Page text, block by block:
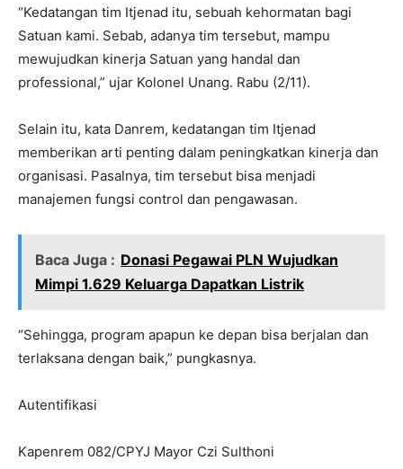
“Kedatangan tim Itjenad itu, sebuah kehormatan bagi
Satuan kami. Sebab, adanya tim tersebut, mampu
mewujudkan kinerja Satuan yang handal dan
professional,” ujar Kolonel Unang. Rabu (2/11).
Selain itu, kata Danrem, kedatangan tim Itjenad
memberikan arti penting dalam peningkatkan kinerja dan
organisasi. Pasalnya, tim tersebut bisa menjadi
manajemen fungsi control dan pengawasan.
Baca Juga : Donasi Pegawai PLN Wujudkan
Mimpi 1.629 Keluarga Dapatkan Listrik
“Sehingga, program apapun ke depan bisa berjalan dan
terlaksana dengan baik,” pungkasnya.
Autentifikasi
Kapenrem 082/CPYJ Mayor Czi Sulthoni